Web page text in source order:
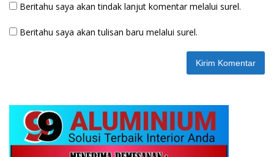
Beritahu saya akan tindak lanjut komentar melalui surel.
Beritahu saya akan tulisan baru melalui surel.